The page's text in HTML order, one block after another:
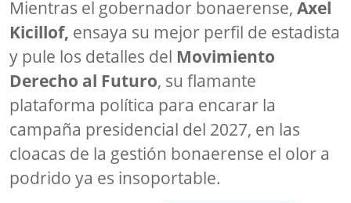
Mientras el gobernador bonaerense, Axel
Kicillof, ensaya su mejor perfil de estadista
y pule los detalles del Movimiento
Derecho al Futuro, su flamante
plataforma política para encarar la
campaña presidencial del 2027, en las
cloacas de la gestión bonaerense el olor a
podrido ya es insoportable.